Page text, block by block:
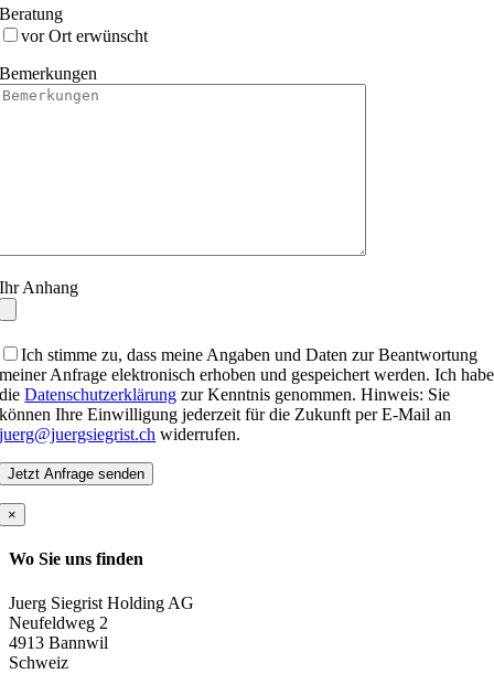
Beratung
vor Ort erwünscht
Bemerkungen
Ihr Anhang
Ich stimme zu, dass meine Angaben und Daten zur Beantwortung
meiner Anfrage elektronisch erhoben und gespeichert werden. Ich habe
dieDatenschutzerklärung zur Kenntnis genommen. Hinweis: Sie
können Ihre Einwilligung jederzeit für die Zukunft per E-Mail an
juerg@juergsiegrist.ch widerrufen.
×
Wo Sie uns finden
Juerg Siegrist Holding AG
Neufeldweg 2
4913 Bannwil
Schweiz